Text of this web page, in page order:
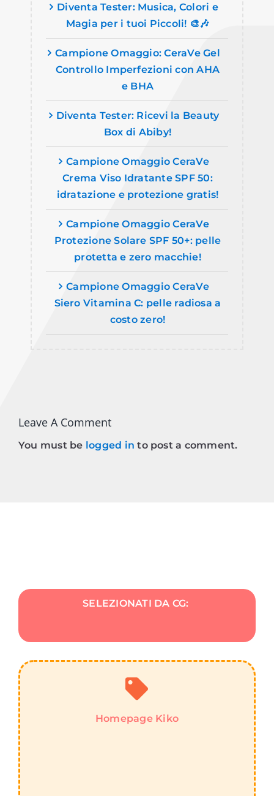
Diventa Tester: Musica, Colori e
Magia per i tuoi Piccoli! 🎨🎶
Campione Omaggio: CeraVe Gel
Controllo Imperfezioni con AHA
e BHA
Diventa Tester: Ricevi la Beauty
Box di Abiby!
Campione Omaggio CeraVe
Crema Viso Idratante SPF 50:
idratazione e protezione gratis!
Campione Omaggio CeraVe
Protezione Solare SPF 50+: pelle
protetta e zero macchie!
Campione Omaggio CeraVe
Siero Vitamina C: pelle radiosa a
costo zero!
Leave A Comment
You must be logged in to post a comment.
SELEZIONATI DA CG:
Homepage Kiko